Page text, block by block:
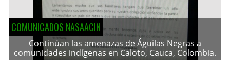
COMUNICADOS NASAACIN
Continúan las amenazas de Águilas Negras a
comunidades indígenas en Caloto, Cauca, Colombia.